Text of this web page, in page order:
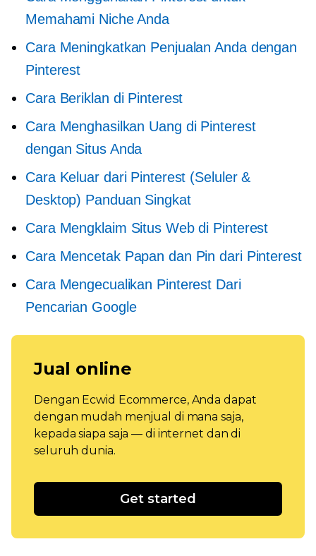
Memahami Niche Anda
Cara Meningkatkan Penjualan Anda dengan
Pinterest
Cara Beriklan di Pinterest
Cara Menghasilkan Uang di Pinterest
dengan Situs Anda
Cara Keluar dari Pinterest (Seluler &
Desktop) Panduan Singkat
Cara Mengklaim Situs Web di Pinterest
Cara Mencetak Papan dan Pin dari Pinterest
Cara Mengecualikan Pinterest Dari
Pencarian Google
Jual online
Dengan Ecwid Ecommerce, Anda dapat
dengan mudah menjual di mana saja,
kepada siapa saja — di internet dan di
seluruh dunia.
Get started